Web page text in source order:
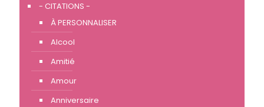
- CITATIONS -
À PERSONNALISER
Alcool
Amitié
Amour
Anniversaire